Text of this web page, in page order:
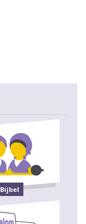
Bijbel